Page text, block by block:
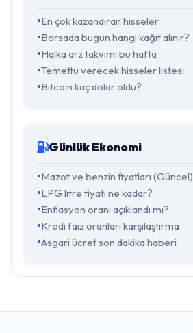
En çok kazandıran hisseler
Borsada bugün hangi kağıt alınır?
Halka arz takvimi bu hafta
Temettü verecek hisseler listesi
Bitcoin kaç dolar oldu?
Günlük Ekonomi
Mazot ve benzin fiyatları (Güncel)
LPG litre fiyatı ne kadar?
Enflasyon oranı açıklandı mı?
Kredi faiz oranları karşılaştırma
Asgari ücret son dakika haberi